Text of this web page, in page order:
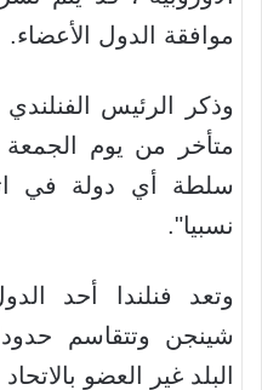
موافقة الدول الأعضاء.
وذكر الرئيس
متأخر من يوم
سلطة أي دولة في
نسبيا".
وتعد فنلندا أحد
شينجن وتتقاسم
البلد غير العضو